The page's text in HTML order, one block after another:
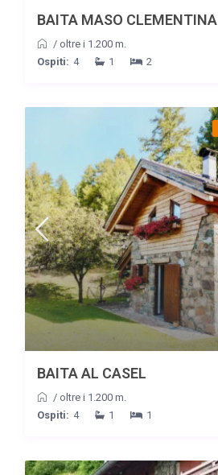
BAITA MASO CLEMENTINA
/ oltre i 1.200 m.
Ospiti: 4 1 2
BAITA AL CASEL
/ oltre i 1.200 m.
Ospiti: 4 1 1